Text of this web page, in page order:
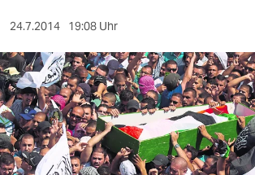
sport
berlin
nord
24.7.2014 19:08 Uhr